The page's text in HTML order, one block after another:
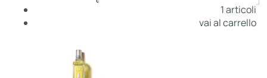
1articoli
vai al carrello